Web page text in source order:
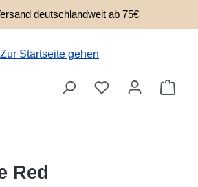
deutschlandweit ab 75€
Red